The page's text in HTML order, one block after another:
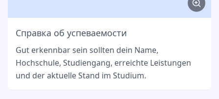
Справка об успеваемости
Gut erkennbar sein sollten dein Name,
Hochschule, Studiengang, erreichte Leistungen
und der aktuelle Stand im Studium.